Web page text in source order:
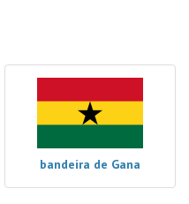
bandeira de Gana